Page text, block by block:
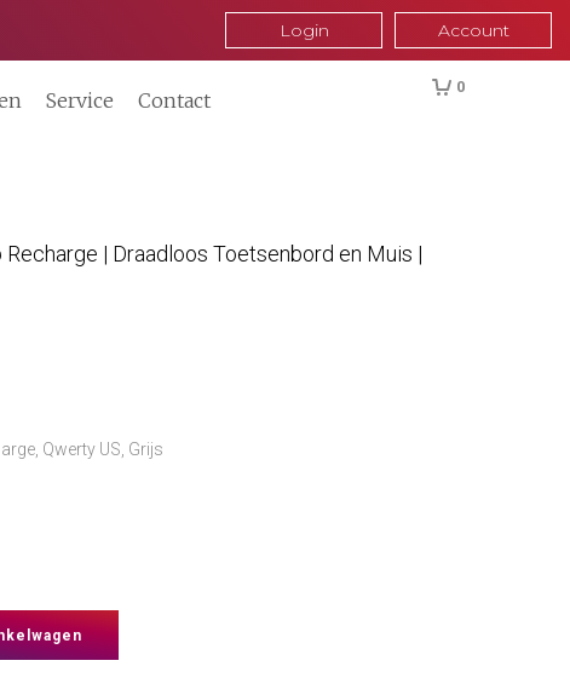
Login Account
Service Contact
0
| Draadloos Toetsenbord en Muis |
Qwerty US, Grijs